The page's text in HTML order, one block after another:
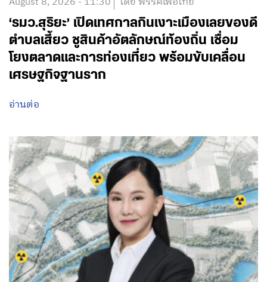
‘รมว.สุริยะ’ เปิดเทศกาลกินเงาะเมืองเลยของดี
ตำบลเสี้ยว ชูสินค้าอัตลักษณ์ท้องถิ่น เชื่อม
โยงตลาดและการท่องเที่ยว พร้อมขับเคลื่อน
เศรษฐกิจฐานราก
อ่านต่อ